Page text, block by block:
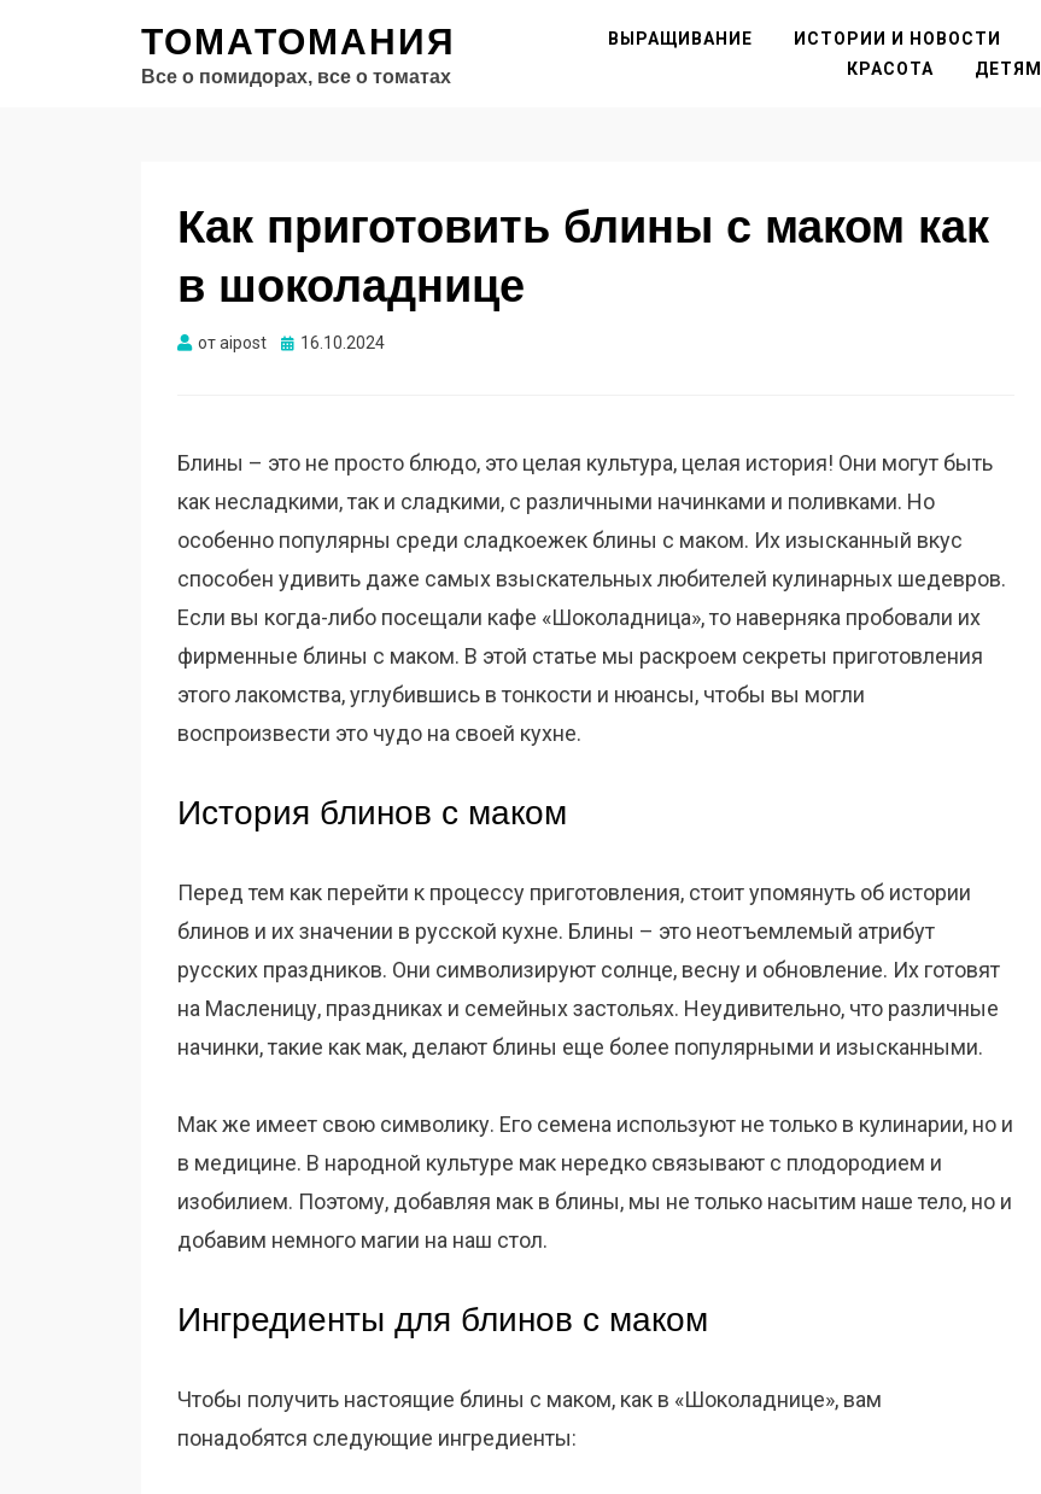
ТОМАТОМАНИЯ
Все о помидорах, все о томатах
ВЫРАЩИВАНИЕ ИСТОРИИ И НОВОСТИ
КРАСОТА
ДЕТЯМ
Как приготовить блины с маком как
в шоколаднице
отaipost Опубликовано
16.10.2024
Блины – это не просто блюдо, это целая культура, целая история! Они могут быть
как несладкими, так и сладкими, с различными начинками и поливками. Но
особенно популярны среди сладкоежек блины с маком. Их изысканный вкус
способен удивить даже самых взыскательных любителей кулинарных шедевров.
Если вы когда-либо посещали кафе «Шоколадница», то наверняка пробовали их
фирменные блины с маком. В этой статье мы раскроем секреты приготовления
этого лакомства, углубившись в тонкости и нюансы, чтобы вы могли
воспроизвести это чудо на своей кухне.
История блинов с маком
Перед тем как перейти к процессу приготовления, стоит упомянуть об истории
блинов и их значении в русской кухне. Блины – это неотъемлемый атрибут
русских праздников. Они символизируют солнце, весну и обновление. Их готовят
на Масленицу, праздниках и семейных застольях. Неудивительно, что различные
начинки, такие как мак, делают блины еще более популярными и изысканными.
Мак же имеет свою символику. Его семена используют не только в кулинарии, но и
в медицине. В народной культуре мак нередко связывают с плодородием и
изобилием. Поэтому, добавляя мак в блины, мы не только насытим наше тело, но и
добавим немного магии на наш стол.
Ингредиенты для блинов с маком
Чтобы получить настоящие блины с маком, как в «Шоколаднице», вам
понадобятся следующие ингредиенты: